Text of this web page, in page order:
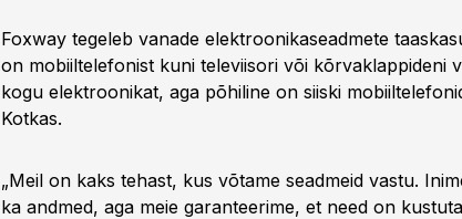
Foxway tegeleb vanade elektroonikaseadmete
on mobiiltelefonist kuni televiisori või kõrvaklappideni
kogu elektroonikat, aga põhiline on siiski
Kotkas.
„Meil on kaks tehast, kus võtame seadmeid vastu.
ka andmed, aga meie garanteerime, et need on